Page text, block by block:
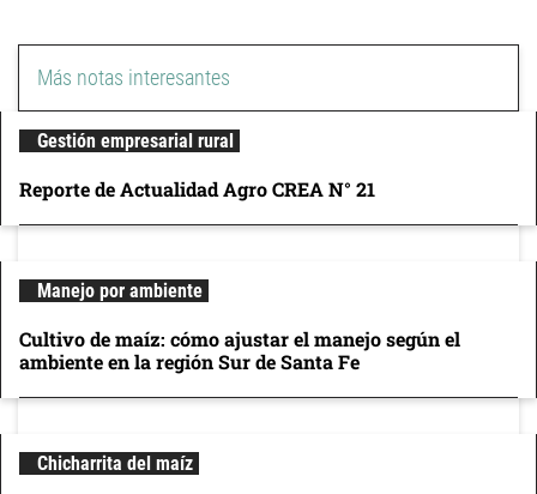
Más notas interesantes
Gestión empresarial rural
Reporte de Actualidad Agro CREA N° 21
Manejo por ambiente
Cultivo de maíz: cómo ajustar el manejo según el
ambiente en la región Sur de Santa Fe
Chicharrita del maíz